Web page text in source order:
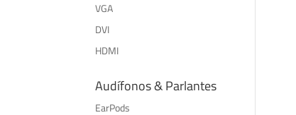
VGA
DVI
HDMI
Audífonos & Parlantes
EarPods